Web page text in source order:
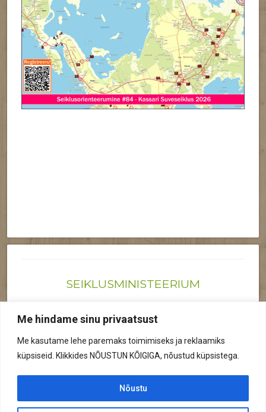
Me hindame sinu privaatsust
Me kasutame lehe paremaks toimimiseks ja reklaamiks
küpsiseid. Klikkides NÕUSTUN KÕIGIGA, nõustud küpsistega.
Nõustu
SEIKLUSMINISTEERIUM
Reg nr: 12041719